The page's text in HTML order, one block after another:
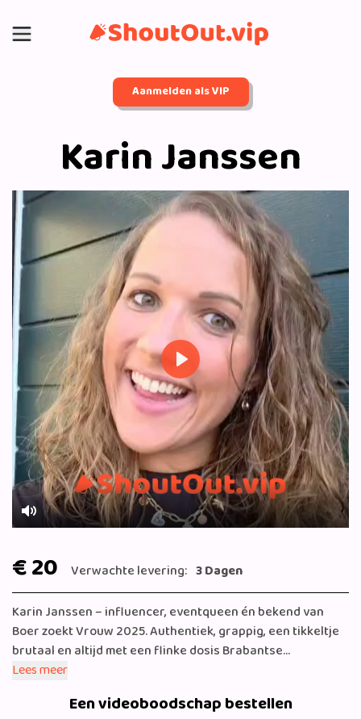
Aanmelden als VIP
Karin Janssen
Mute
Play
€ 20 Verwachte levering: 3 Dagen
Karin Janssen – influencer, eventqueen én bekend van
Boer zoekt Vrouw 2025. Authentiek, grappig, een tikkeltje
brutaal en altijd met een flinke dosis Brabantse
gezelligheid.
Lees meer
Een videoboodschap bestellen